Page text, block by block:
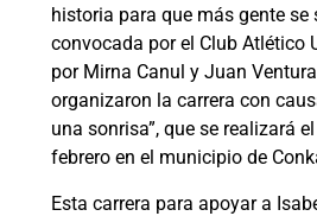
historia para que más gente se
convocada por el Club Atlético
por Mirna Canul y Juan
organizaron la carrera con
una sonrisa”, que se realizará
febrero en el municipio de
Esta carrera para apoyar a